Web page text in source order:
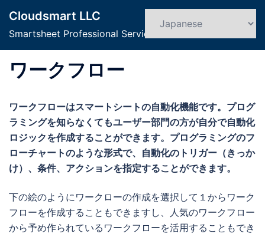
ン
Cloudsmart LLC
Smartsheet Professional Service
ト
グ
ュ
ー
ワークフロー
ワークフローはスマートシートの自動化機能です。プログ
ラミングを知らなくてもユーザー部門の方が自分で自動化
ロジックを作成することができます。プログラミングのフ
ローチャートのような形式で、自動化のトリガー（きっか
け）、条件、アクションを指定することができます。
下の絵のようにワークローの作成を選択して１からワーク
フローを作成することもできますし、人気のワークフロー
から予め作られているワークフローを活用することもでき